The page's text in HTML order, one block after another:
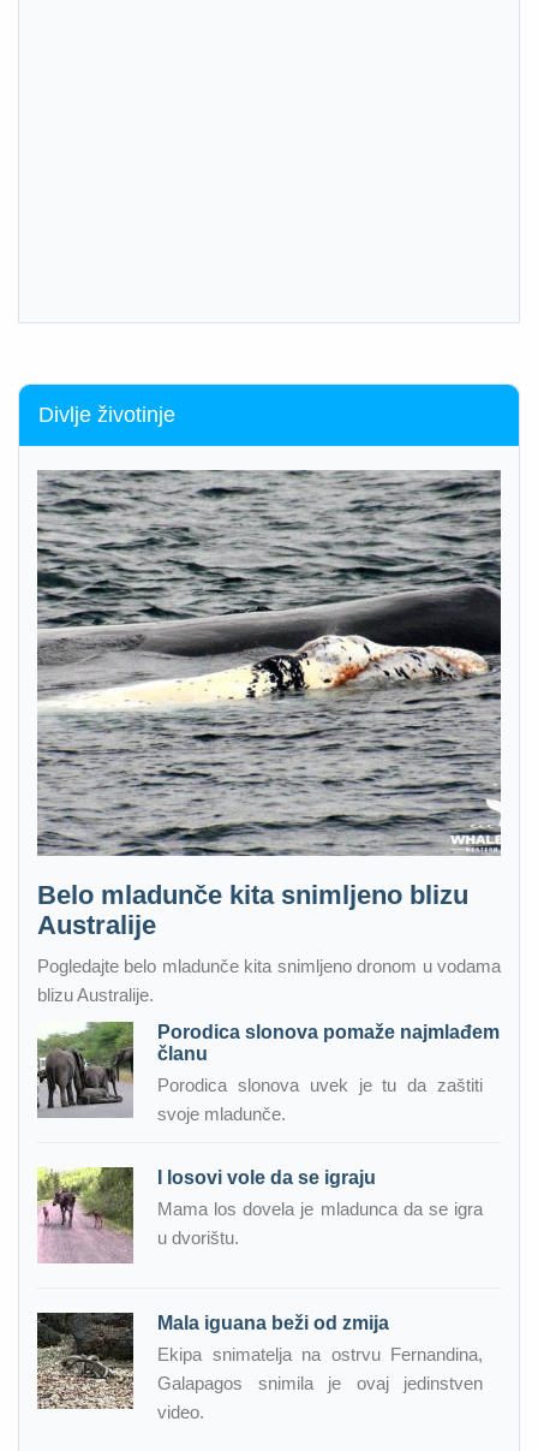
Divlje životinje
Belo mladunče kita snimljeno blizu
Australije
Pogledajte belo mladunče kita snimljeno dronom u vodama
blizu Australije.
Porodica slonova pomaže najmlađem
članu
Porodica slonova uvek je tu da zaštiti
svoje mladunče.
I losovi vole da se igraju
Mama los dovela je mladunca da se igra
u dvorištu.
Mala iguana beži od zmija
Ekipa snimatelja na ostrvu Fernandina,
Galapagos snimila je ovaj jedinstven
video.